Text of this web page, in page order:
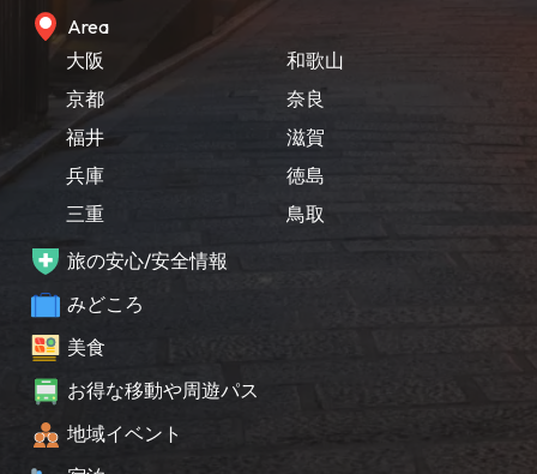
Area
大阪
京都
福井
兵庫
三重
和歌山
奈良
滋賀
徳島
鳥取
旅の安心/安全情報
みどころ
美食
お得な移動や周遊パス
地域イベント